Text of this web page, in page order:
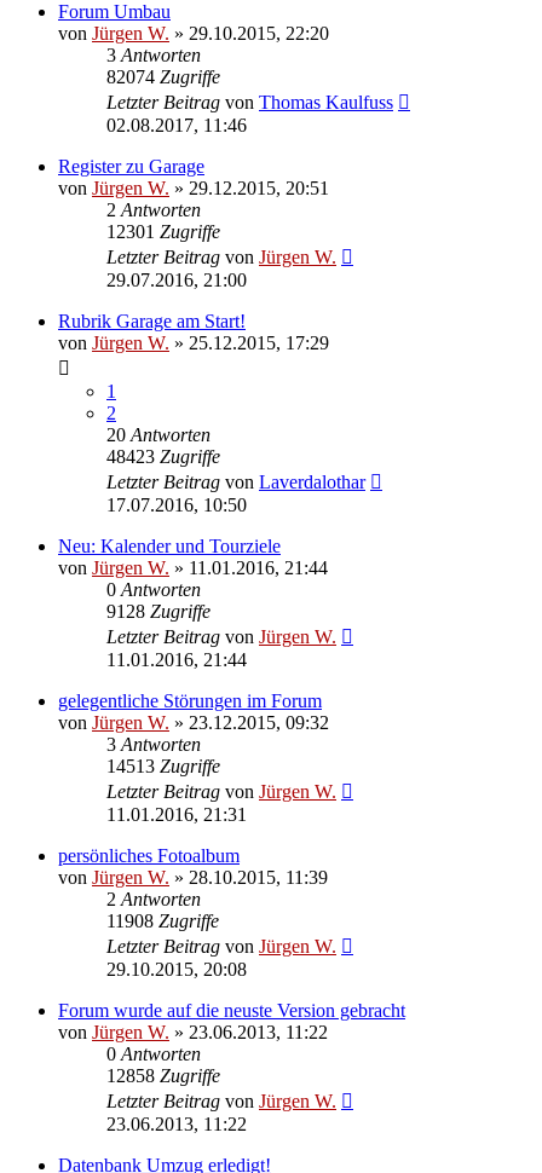
Forum Umbau
von Jürgen W. » 29.10.2015, 22:20
3 Antworten
82074 Zugriffe
Letzter Beitrag von Thomas Kaulfuss
02.08.2017, 11:46
Register zu Garage
von Jürgen W. » 29.12.2015, 20:51
2 Antworten
12301 Zugriffe
Letzter Beitrag von Jürgen W.
29.07.2016, 21:00
Rubrik Garage am Start!
von Jürgen W. » 25.12.2015, 17:29
1
2
20 Antworten
48423 Zugriffe
Letzter Beitrag von Laverdalothar
17.07.2016, 10:50
Neu: Kalender und Tourziele
von Jürgen W. » 11.01.2016, 21:44
0 Antworten
9128 Zugriffe
Letzter Beitrag von Jürgen W.
11.01.2016, 21:44
gelegentliche Störungen im Forum
von Jürgen W. » 23.12.2015, 09:32
3 Antworten
14513 Zugriffe
Letzter Beitrag von Jürgen W.
11.01.2016, 21:31
persönliches Fotoalbum
von Jürgen W. » 28.10.2015, 11:39
2 Antworten
11908 Zugriffe
Letzter Beitrag von Jürgen W.
29.10.2015, 20:08
Forum wurde auf die neuste Version gebracht
von Jürgen W. » 23.06.2013, 11:22
0 Antworten
12858 Zugriffe
Letzter Beitrag von Jürgen W.
23.06.2013, 11:22
Datenbank Umzug erledigt!